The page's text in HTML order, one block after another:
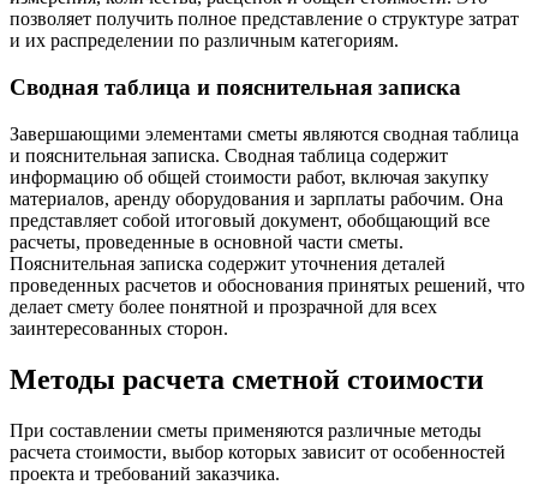
позволяет получить полное представление о структуре затрат
и их распределении по различным категориям.
Сводная таблица и пояснительная записка
Завершающими элементами сметы являются сводная таблица
и пояснительная записка. Сводная таблица содержит
информацию об общей стоимости работ, включая закупку
материалов, аренду оборудования и зарплаты рабочим. Она
представляет собой итоговый документ, обобщающий все
расчеты, проведенные в основной части сметы.
Пояснительная записка содержит уточнения деталей
проведенных расчетов и обоснования принятых решений, что
делает смету более понятной и прозрачной для всех
заинтересованных сторон.
Методы расчета сметной стоимости
При составлении сметы применяются различные методы
расчета стоимости, выбор которых зависит от особенностей
проекта и требований заказчика.